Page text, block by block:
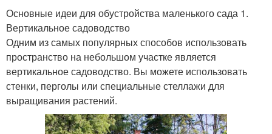
Основные идеи для обустройства маленького сада 1.
Вертикальное садоводство
Одним из самых популярных способов использовать
пространство на небольшом участке является
вертикальное садоводство. Вы можете использовать
стенки, перголы или специальные стеллажи для
выращивания растений.